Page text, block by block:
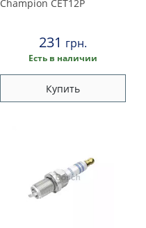
Champion CET12P
231 грн.
Есть в наличии
Купить